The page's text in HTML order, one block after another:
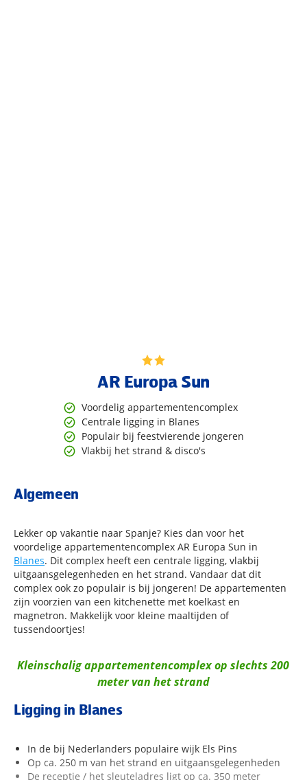
AR Europa Sun
Voordelig appartementencomplex
Centrale ligging in Blanes
Populair bij feestvierende jongeren
Vlakbij het strand & disco's
Algemeen
Lekker op vakantie naar Spanje? Kies dan voor het
voordelige appartementencomplex AR Europa Sun in
Blanes. Dit complex heeft een centrale ligging, vlakbij
uitgaansgelegenheden en het strand. Vandaar dat dit
complex ook zo populair is bij jongeren! De appartementen
zijn voorzien van een kitchenette met koelkast en
magnetron. Makkelijk voor kleine maaltijden of
tussendoortjes!
Kleinschalig appartementencomplex op slechts 200
meter van het strand
Ligging in Blanes
In de bij Nederlanders populaire wijk Els Pins
Op ca. 250 m van het strand en uitgaansgelegenheden
De receptie / het sleuteladres ligt op ca. 350 meter